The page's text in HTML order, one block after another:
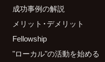
成功事例の解説
メリット・デメリット
Fellowship
"ローカル"の活動を始める